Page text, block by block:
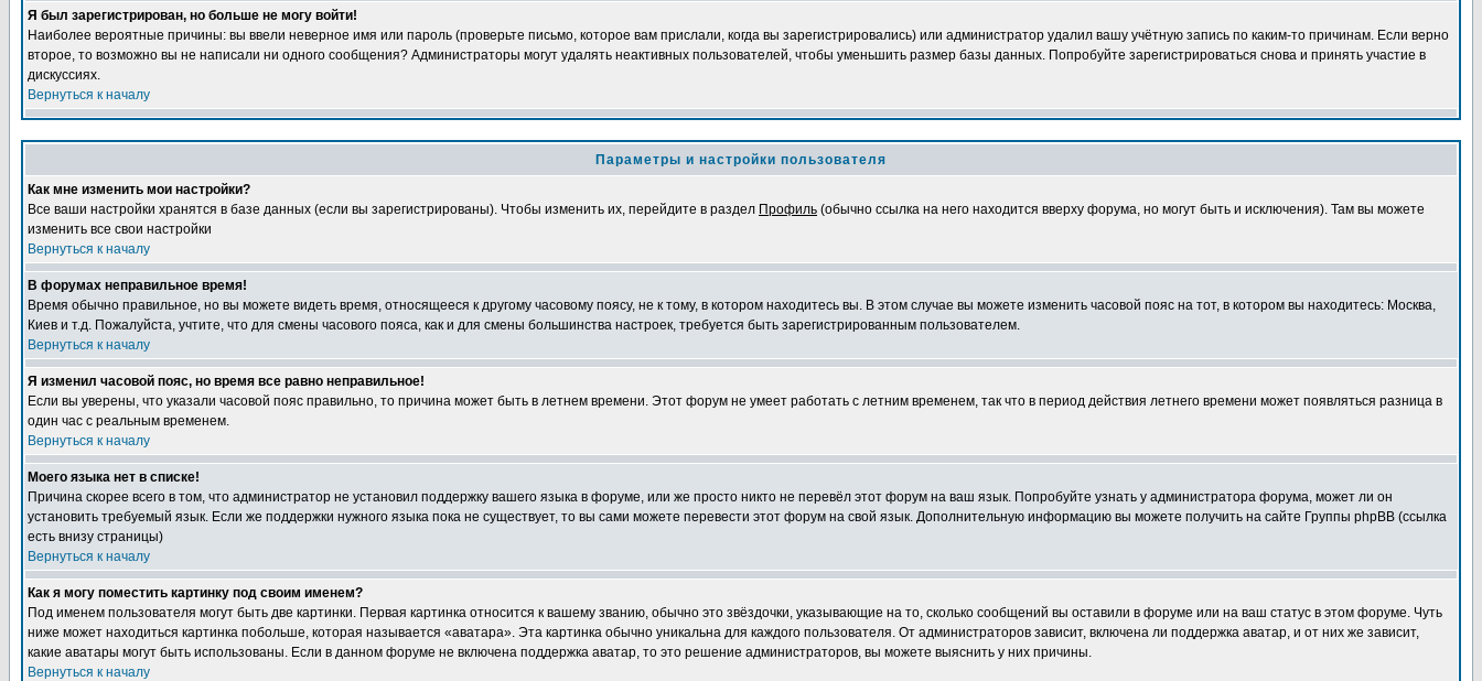
Я был зарегистрирован, но больше не могу войти!
Наиболее вероятные причины: вы ввели неверное имя или пароль (проверьте письмо, которое вам прислали, когда вы зарегистрировались) или администратор удалил вашу учётную запись по каким-то причинам. Если верно
второе, то возможно вы не написали ни одного сообщения? Администраторы могут удалять неактивных пользователей, чтобы уменьшить размер базы данных. Попробуйте зарегистрироваться снова и принять участие в
дискуссиях.
Вернуться к началу
Параметры и настройки пользователя
Как мне изменить мои настройки?
Все ваши настройки хранятся в базе данных (если вы зарегистрированы). Чтобы изменить их, перейдите в раздел Профиль (обычно ссылка на него находится вверху форума, но могут быть и исключения). Там вы можете
изменить все свои настройки
Вернуться к началу
В форумах неправильное время!
Время обычно правильное, но вы можете видеть время, относящееся к другому часовому поясу, не к тому, в котором находитесь вы. В этом случае вы можете изменить часовой пояс на тот, в котором вы находитесь: Москва,
Киев и т.д. Пожалуйста, учтите, что для смены часового пояса, как и для смены большинства настроек, требуется быть зарегистрированным пользователем.
Вернуться к началу
Я изменил часовой пояс, но время все равно неправильное!
Если вы уверены, что указали часовой пояс правильно, то причина может быть в летнем времени. Этот форум не умеет работать с летним временем, так что в период действия летнего времени может появляться разница в
один час с реальным временем.
Вернуться к началу
Моего языка нет в списке!
Причина скорее всего в том, что администратор не установил поддержку вашего языка в форуме, или же просто никто не перевёл этот форум на ваш язык. Попробуйте узнать у администратора форума, может ли он
установить требуемый язык. Если же поддержки нужного языка пока не существует, то вы сами можете перевести этот форум на свой язык. Дополнительную информацию вы можете получить на сайте Группы phpBB (ссылка
есть внизу страницы)
Вернуться к началу
Как я могу поместить картинку под своим именем?
Под именем пользователя могут быть две картинки. Первая картинка относится к вашему званию, обычно это звёздочки, указывающие на то, сколько сообщений вы оставили в форуме или на ваш статус в этом форуме. Чуть
ниже может находиться картинка побольше, которая называется «аватара». Эта картинка обычно уникальна для каждого пользователя. От администраторов зависит, включена ли поддержка аватар, и от них же зависит,
какие аватары могут быть использованы. Если в данном форуме не включена поддержка аватар, то это решение администраторов, вы можете выяснить у них причины.
Вернуться к началу